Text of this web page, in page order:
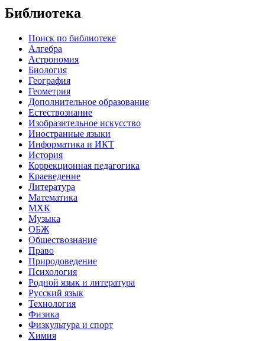
Библиотека
Поиск по библиотеке
Алгебра
Астрономия
Биология
География
Геометрия
Дополнительное образование
Естествознание
Изобразительное искусство
Иностранные языки
Информатика и ИКТ
История
Коррекционная педагогика
Краеведение
Литература
Математика
МХК
Музыка
ОБЖ
Обществознание
Право
Природоведение
Психология
Родной язык и литература
Русский язык
Технология
Физика
Физкультура и спорт
Химия